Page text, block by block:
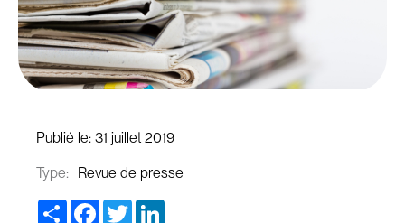
Publié le: 31 juillet 2019
Type: Revue de presse
Share Facebook
Twitter